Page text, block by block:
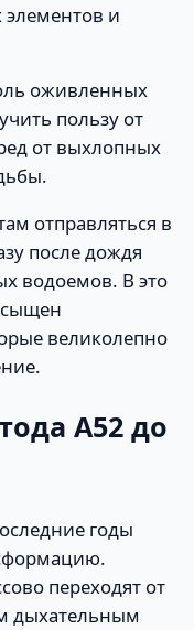
и
оживленных
пользу от
от выхлопных
отправляться в
после дождя
водоемов. В это
великолепно
A52 до
годы
переходят от
дыхательным